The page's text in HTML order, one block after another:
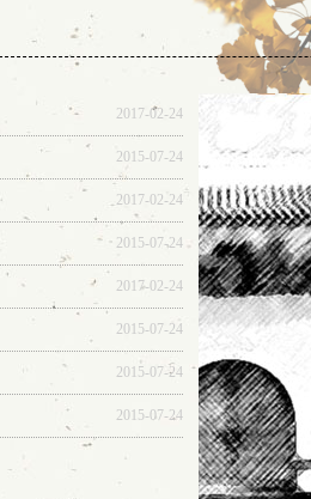
2017-02-24
2015-07-24
2017-02-24
2015-07-24
2017-02-24
2015-07-24
2015-07-24
2015-07-24